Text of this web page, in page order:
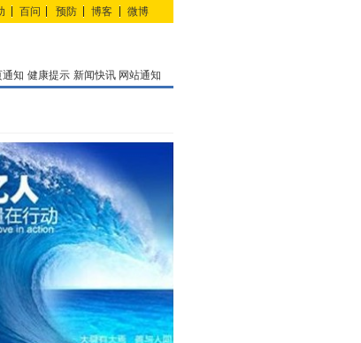
百问 预防 博客 微博
通知 健康提示 新闻快讯 网站通知